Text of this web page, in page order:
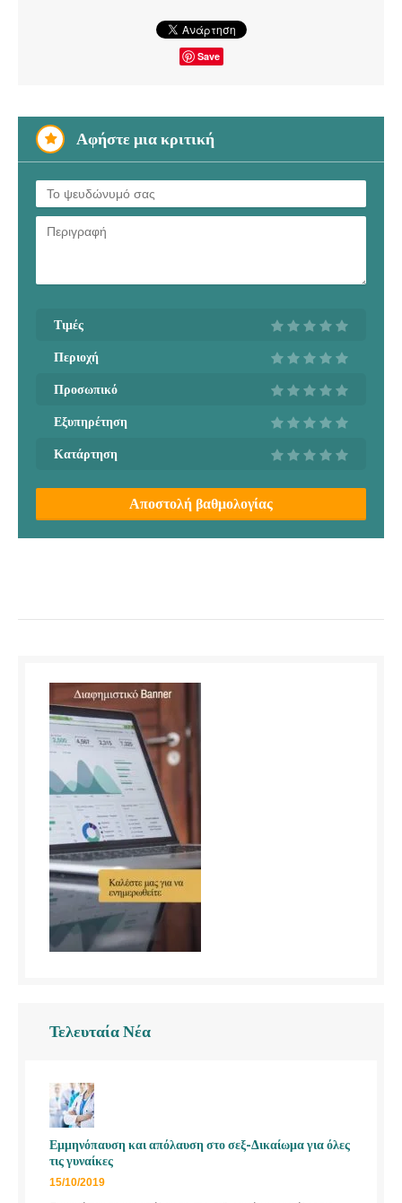
Save
Αφήστε μια κριτική
Τιμές
Περιοχή
Προσωπικό
Εξυπηρέτηση
Κατάρτηση
Αποστολή βαθμολογίας
Τελευταία Νέα
Εμμηνόπαυση και απόλαυση στο σεξ-Δικαίωμα για όλες
τις γυναίκες
15/10/2019